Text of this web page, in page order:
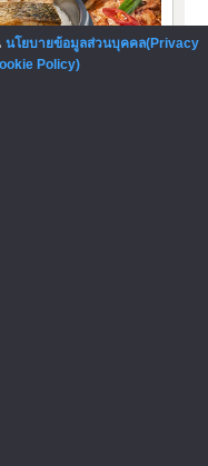
นโยบายข้อมูลส่วนบุคคล(Privacy
Policy)